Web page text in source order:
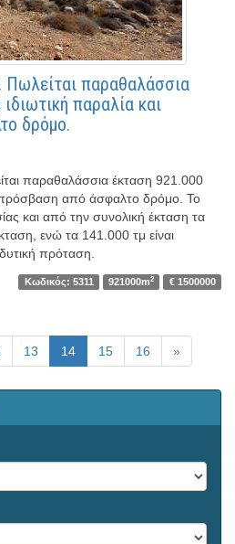
Πωλείται παραθαλάσσια
παραλία και
δρόμο.
παραθαλάσσια έκταση 921.000
πρόσβαση από άσφαλτο δρόμο. Το
και από την συνολική έκταση τα
ενώ τα 141.000 τμ είναι
πρόταση.
Κωδικός: 5311 921000m2 € 1500000
13 14 15 16 »